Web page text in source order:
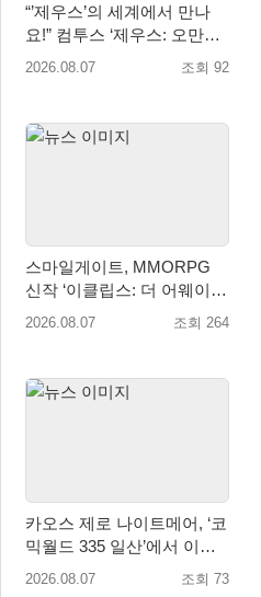
“’제우스’의 세계에서 만나
요!” 컴투스 ‘제우스: 오만의
신’ 쇼케이스 찾은 배우 박지
2026.08.07 조회 92
스마일게이트, MMORPG
신작 ‘이클립스: 더 어웨이크
닝’ 9월 10일 론칭!
2026.08.07 조회 264
카오스 제로 나이트메어, ‘코
믹월드 335 일산’에서 이용
자 소통 예고
2026.08.07 조회 73